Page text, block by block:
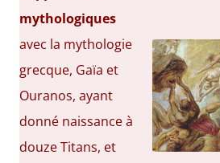
mythologiques
avec la mythologie
grecque, Gaïa et
Ouranos, ayant
donné naissance à
douze Titans, et